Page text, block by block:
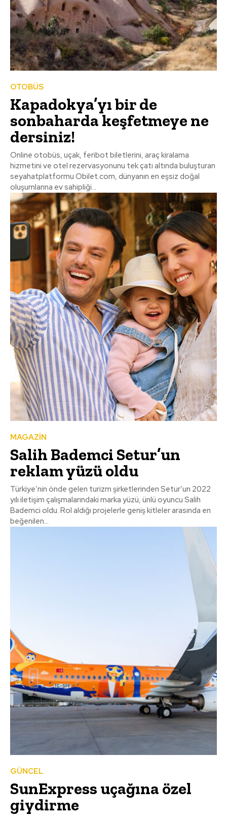
OTOBÜS
Kapadokya’yı bir de
sonbaharda keşfetmeye ne
dersiniz!
Online otobüs, uçak, feribot biletlerini, araç kiralama
hizmetini ve otel rezervasyonunu tek çatı altında buluşturan
seyahatplatformu Obilet.com, dünyanın en eşsiz doğal
oluşumlarına ev sahipliği...
MAGAZİN
Salih Bademci Setur’un
reklam yüzü oldu
Türkiye’nin önde gelen turizm şirketlerinden Setur’un 2022
yılı iletişim çalışmalarındaki marka yüzü, ünlü oyuncu Salih
Bademci oldu. Rol aldığı projelerle geniş kitleler arasında en
beğenilen...
GÜNCEL
SunExpress uçağına özel
giydirme